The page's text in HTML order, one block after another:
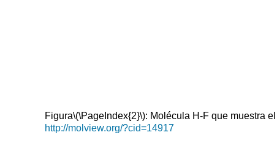
Figura\(\PageIndex{2}\): Molécula H-F que muestra
http://molview.org/?cid=14917